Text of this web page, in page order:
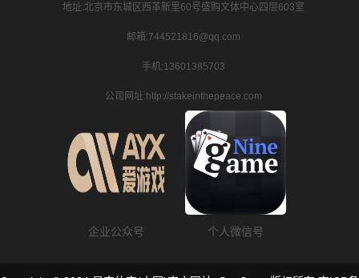
地址:北京市东城区西革新里60号盛购文体中心四层603室
邮箱:744521816@qq.com
手机:13601385703
公司网址:http://stakeinthepeace.com
企业公众号 个人微信号